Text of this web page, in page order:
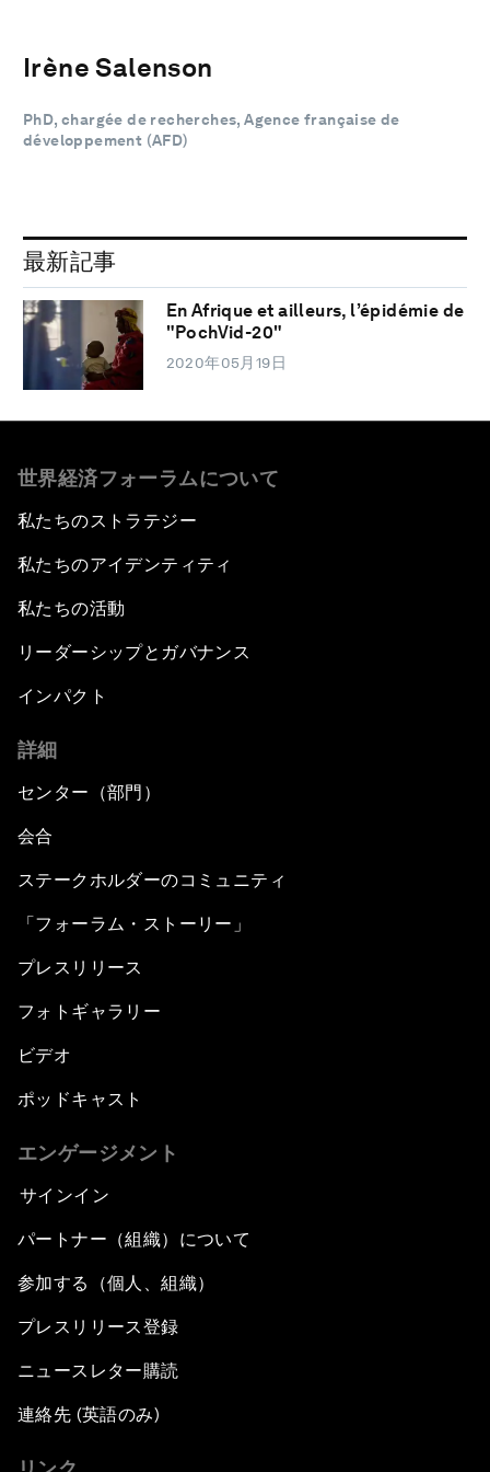
Irène Salenson
PhD, chargée de recherches, Agence française de
développement (AFD)
最新記事
En Afrique et ailleurs, l’épidémie de
"PochVid-20"
2020年05月19日
世界経済フォーラムについて
私たちのストラテジー
私たちのアイデンティティ
私たちの活動
リーダーシップとガバナンス
インパクト
詳細
センター（部門）
会合
ステークホルダーのコミュニティ
「フォーラム・ストーリー」
プレスリリース
フォトギャラリー
ビデオ
ポッドキャスト
エンゲージメント
サインイン
パートナー（組織）について
参加する（個人、組織）
プレスリリース登録
ニュースレター購読
連絡先 (英語のみ)